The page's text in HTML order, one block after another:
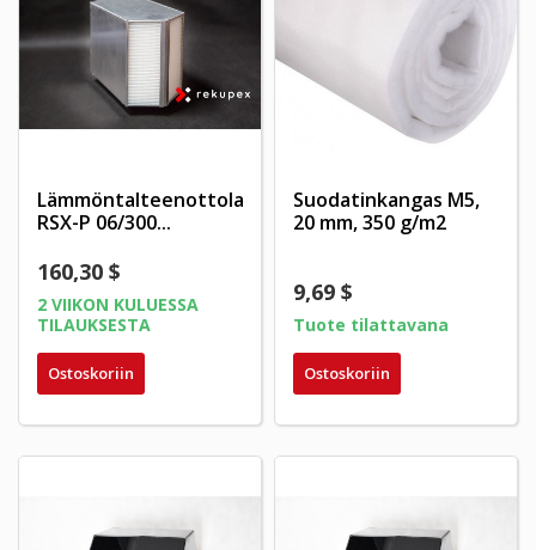
Lämmöntalteenottolaite
RSX-P 06/300...
160,30 $
2 VIIKON KULUESSA
TILAUKSESTA
Ostoskoriin
Suodatinkangas M5,
20 mm, 350 g/m2
9,69 $
Tuote tilattavana
Ostoskoriin